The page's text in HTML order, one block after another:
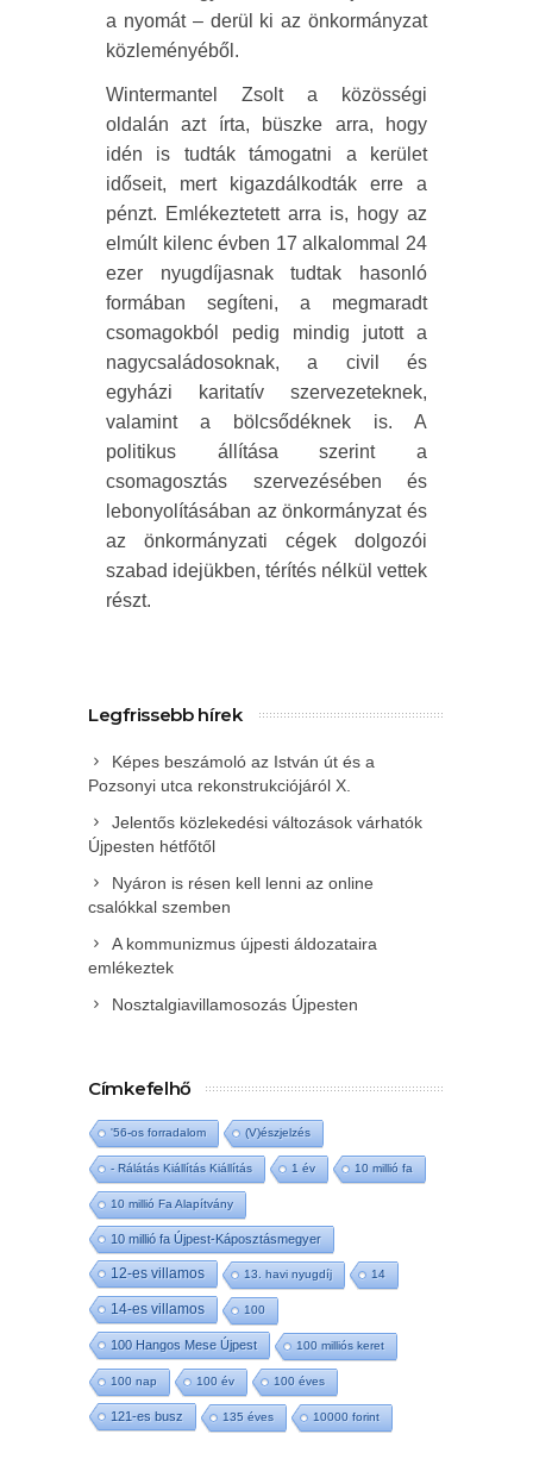
a nyomát – derül ki az önkormányzat
közleményéből.
Wintermantel Zsolt a közösségi
oldalán azt írta, büszke arra, hogy
idén is tudták támogatni a kerület
időseit, mert kigazdálkodták erre a
pénzt. Emlékeztetett arra is, hogy az
elmúlt kilenc évben 17 alkalommal 24
ezer nyugdíjasnak tudtak hasonló
formában segíteni, a megmaradt
csomagokból pedig mindig jutott a
nagycsaládosoknak, a civil és
egyházi karitatív szervezeteknek,
valamint a bölcsődéknek is. A
politikus állítása szerint a
csomagosztás szervezésében és
lebonyolításában az önkormányzat és
az önkormányzati cégek dolgozói
szabad idejükben, térítés nélkül vettek
részt.
Legfrissebb hírek
Képes beszámoló az István út és a
Pozsonyi utca rekonstrukciójáról X.
Jelentős közlekedési változások várhatók
Újpesten hétfőtől
Nyáron is résen kell lenni az online
csalókkal szemben
A kommunizmus újpesti áldozataira
emlékeztek
Nosztalgiavillamosozás Újpesten
Címkefelhő
'56-os forradalom (V)észjelzés
- Rálátás Kiállítás Kiállítás 1 év 10 millió fa
10 millió Fa Alapítvány
10 millió fa Újpest-Káposztásmegyer
12-es villamos 13. havi nyugdíj 14
14-es villamos 100
100 Hangos Mese Újpest 100 milliós keret
100 nap 100 év 100 éves
121-es busz 135 éves 10000 forint